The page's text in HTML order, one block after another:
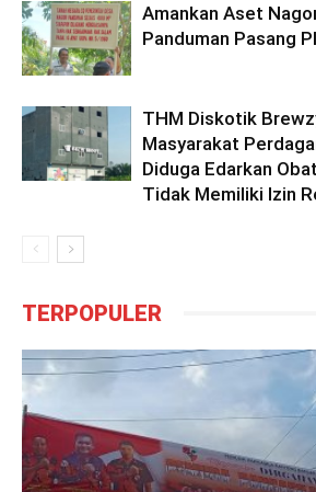
Amankan Aset
Panduman Pasang
THM Diskotik
Masyarakat
Diduga Edarkan
Tidak Memiliki Izin
TERPOPULER